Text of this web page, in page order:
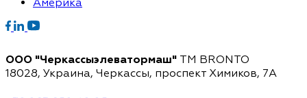
ООО "Черкассыэлеватормаш" TM BRONTO
18028, Украина, Черкассы, проспект Химиков, 7A